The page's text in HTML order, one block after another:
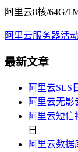
阿里云8核/64G/
阿里云服务器活
最新文章
阿里云SLS
阿里云无
阿里云短信
日
阿里云数